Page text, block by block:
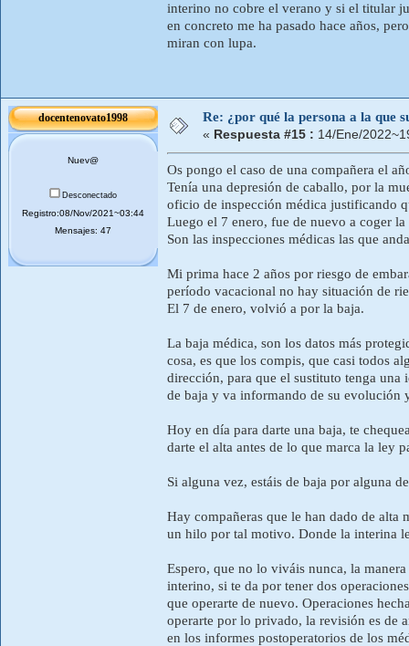
interino no cobre el verano y si el titular
en concreto me ha pasado hace años,
miran con lupa.
docentenovato1998
Nuev@
Desconectado
Registro:08/Nov/2021~03:44
Mensajes: 47
Re: ¿por qué la persona a la que
« Respuesta #15 : 14/Ene/
Os pongo el caso de una compañera el
Tenía una depresión de caballo, por la
oficio de inspección médica justificando
Luego el 7 enero, fue de nuevo a coger la
Son las inspecciones médicas las que
Mi prima hace 2 años por riesgo de
período vacacional no hay situación de
El 7 de enero, volvió a por la baja.
La baja médica, son los datos más
cosa, es que los compis, que casi todos
dirección, para que el sustituto tenga
de baja y va informando de su evolución
Hoy en día para darte una baja, te
darte el alta antes de lo que marca la ley
Si alguna vez, estáis de baja por alguna
Hay compañeras que le han dado de alta
un hilo por tal motivo. Donde la interina
Espero, que no lo viváis nunca, la
interino, si te da por tener dos
que operarte de nuevo. Operaciones
operarte por lo privado, la revisión es de
en los informes postoperatorios de los